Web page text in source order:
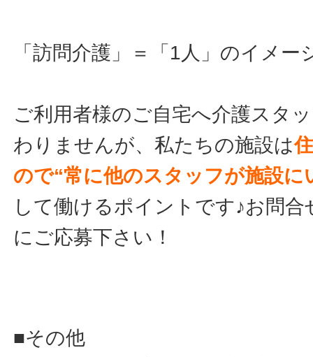
「訪問介護」＝「1人」のイメ
ご利用者様のご自宅へ介護スタ
わりませんが、私たちの施設は
ので“常に他のスタッフが施設に
して働けるポイントです♪お問
にご応募下さい！
■その他